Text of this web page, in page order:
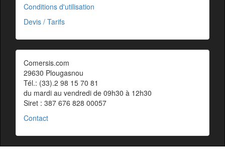
Conditions d'utilisation
Devis / Tarifs
Comersis.com
29630 Plougasnou
Tél.: (33).2 98 15 70 81
du mardi au vendredi de 09h30 à 12h30
Siret : 387 676 828 00057
Contact